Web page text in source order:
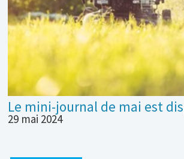
Le mini-journal de mai est
29 mai 2024